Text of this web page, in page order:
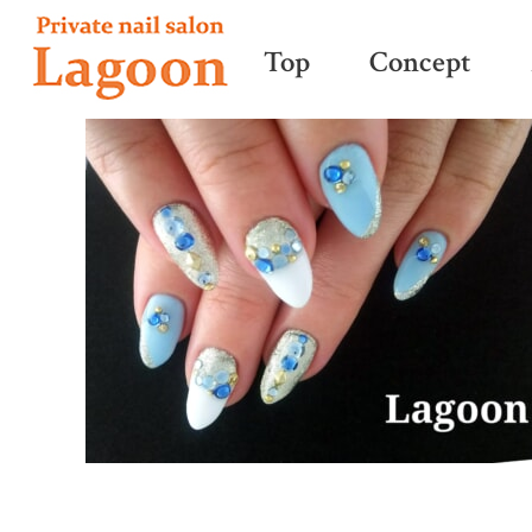
Top Concept